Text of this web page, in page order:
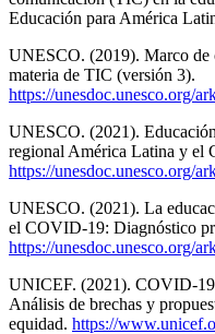
Educación para América
UNESCO. (2019). Marco de
materia de TIC (versión 3).
https://unesdoc.unesco.org/
UNESCO. (2021).
regional América Latina y el
https://unesdoc.unesco.org/
UNESCO. (2021). La
el COVID-19: Diagnóstico
https://unesdoc.unesco.org/
UNICEF. (2021). COVID-19
Análisis de brechas y
equidad. https://